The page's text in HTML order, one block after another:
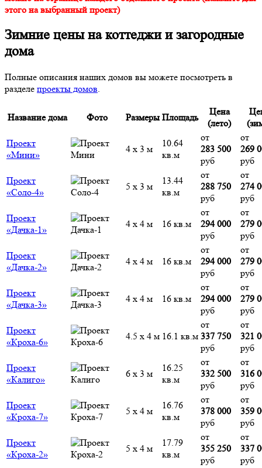
этого на выбранный проект)
Зимние цены на коттеджи и загородные
дома
Полные описания наших домов вы можете посмотреть в
разделе проекты домов.
Название дома Фото Размеры Площадь
Цена
(лето)
Проект
«Мини»
4 х 3 м
10.64
кв.м
от
283 500
руб
от
269
руб
Проект
«Соло-4»
5 х 3 м
13.44
кв.м
от
288 750
руб
от
274
руб
Проект
«Дачка-1»
4 х 4 м 16 кв.м
от
294 000
руб
от
279
руб
Проект
«Дачка-2»
4 х 4 м 16 кв.м
от
294 000
руб
от
279
руб
Проект
«Дачка-3»
4 х 4 м 16 кв.м
от
294 000
руб
от
279
руб
Проект
«Кроха-6»
4.5 х 4 м 16.1 кв.м
от
337 750
руб
от
321
руб
Проект
«Калиго»
6 х 3 м
16.25
кв.м
от
332 500
руб
от
316
руб
Проект
«Кроха-7»
5 х 4 м
16.76
кв.м
от
378 000
руб
от
359
руб
Проект
«Кроха-2»
5 х 4 м
17.79
кв.м
от
355 250
руб
от
337
руб